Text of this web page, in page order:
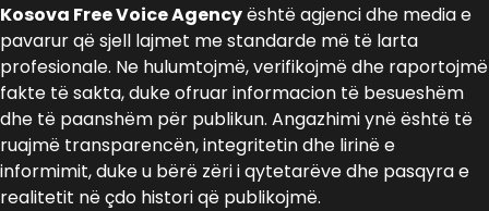
Kosova Free Voice Agencyështë agjenci dhe media e
pavarur që sjell lajmet me standarde më të larta
profesionale. Ne hulumtojmë, verifikojmë dhe raportojmë
fakte të sakta, duke ofruar informacion të besueshëm
dhe të paanshëm për publikun. Angazhimi ynë është të
ruajmë transparencën, integritetin dhe lirinë e
informimit, duke u bërë zëri i qytetarëve dhe pasqyra e
realitetit në çdo histori që publikojmë.